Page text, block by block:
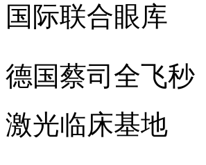
国际联合眼库
德国蔡司全飞秒
激光临床基地